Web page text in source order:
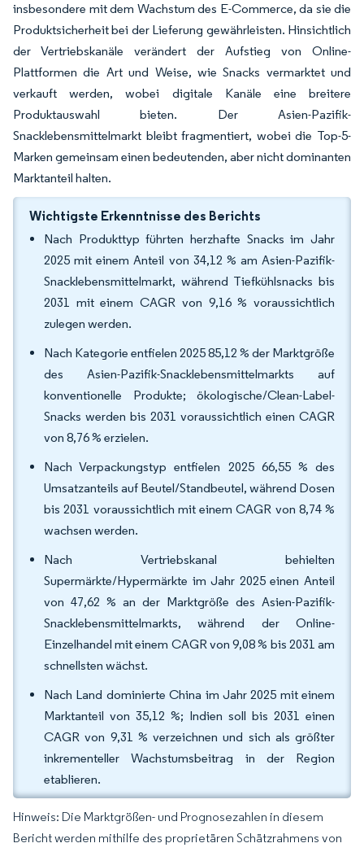
insbesondere mit dem Wachstum des E-Commerce, da sie die
Produktsicherheit bei der Lieferung gewährleisten. Hinsichtlich
der Vertriebskanäle verändert der Aufstieg von Online-
Plattformen die Art und Weise, wie Snacks vermarktet und
verkauft werden, wobei digitale Kanäle eine breitere
Produktauswahl bieten. Der Asien-Pazifik-
Snacklebensmittelmarkt bleibt fragmentiert, wobei die Top-5-
Marken gemeinsam einen bedeutenden, aber nicht dominanten
Marktanteil halten.
Wichtigste Erkenntnisse des Berichts
Nach Produkttyp führten herzhafte Snacks im Jahr
2025 mit einem Anteil von 34,12 % am Asien-Pazifik-
Snacklebensmittelmarkt, während Tiefkühlsnacks bis
2031 mit einem CAGR von 9,16 % voraussichtlich
zulegen werden.
Nach Kategorie entfielen 2025 85,12 % der Marktgröße
des Asien-Pazifik-Snacklebensmittelmarkts auf
konventionelle Produkte; ökologische/Clean-Label-
Snacks werden bis 2031 voraussichtlich einen CAGR
von 8,76 % erzielen.
Nach Verpackungstyp entfielen 2025 66,55 % des
Umsatzanteils auf Beutel/Standbeutel, während Dosen
bis 2031 voraussichtlich mit einem CAGR von 8,74 %
wachsen werden.
Nach Vertriebskanal behielten
Supermärkte/Hypermärkte im Jahr 2025 einen Anteil
von 47,62 % an der Marktgröße des Asien-Pazifik-
Snacklebensmittelmarkts, während der Online-
Einzelhandel mit einem CAGR von 9,08 % bis 2031 am
schnellsten wächst.
Nach Land dominierte China im Jahr 2025 mit einem
Marktanteil von 35,12 %; Indien soll bis 2031 einen
CAGR von 9,31 % verzeichnen und sich als größter
inkrementeller Wachstumsbeitrag in der Region
etablieren.
Hinweis: Die Marktgrößen- und Prognosezahlen in diesem
Bericht werden mithilfe des proprietären Schätzrahmens von